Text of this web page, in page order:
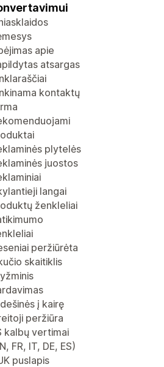
apie
atsargas
kontaktų
plytelės
juostos
langai
ženkleliai
peržiūrėta
skaitiklis
į kairę
peržiūra
kalbų vertimai
FR, IT, DE, ES)
puslapis